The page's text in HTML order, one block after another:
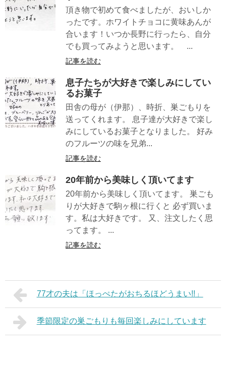
頂き物で初めて食べましたが、おいしか
ったです。ホワイトチョコに黄味あんが
合います！いつか長野に行ったら、自分
でも買ってみようと思います。 ...
記事を読む
息子たちが大好きで楽しみにしてい
るお菓子
田舎の母が（伊那）、時折、巣ごもりを
送ってくれます。 息子達が大好きで楽し
みにしているお菓子となりました。 好み
のフルーツの味を兄弟...
記事を読む
20年前から美味しく頂いてます
20年前から美味しく頂いてます。 巣ごも
りが大好きで駒ヶ根に行くと 必ず買いま
す。私は大好きです。 又、注文したく思
ってます。 ...
記事を読む
77才の夫は「ほっぺたがおちるほどうまい!!」
季節限定の巣ごもりも毎回楽しみにしています